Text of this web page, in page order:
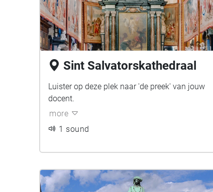
Sint Salvatorskathedraal
Luister op deze plek naar 'de preek' van jouw
docent.
more
1 sound